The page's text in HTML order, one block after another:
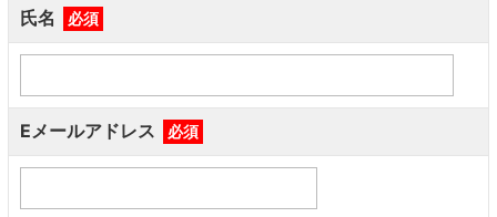
氏名 必須
Eメールアドレス 必須